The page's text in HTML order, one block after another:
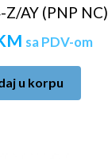
Z/AY (PNP NC)
sa PDV-om
u korpu